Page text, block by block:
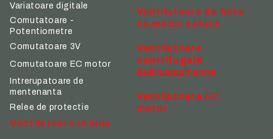
Variatoare digitale
Comutatoare -
Potentiometre
Comutatoare 3V
Comutatoare EC motor
Intrerupatoare de
mentenanta
Relee de protectie
Ventilatoare de hota
cu motor extern
Ventilatoare
centrifugale
dubluaspirante
Ventilatoare EC
motor
Ventilatoare in linie